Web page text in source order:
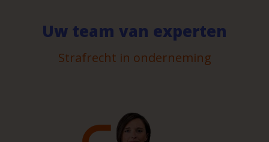
Uw team van experten
Strafrecht in onderneming